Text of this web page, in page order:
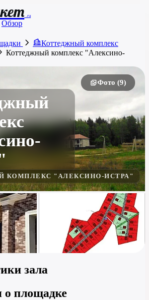
.ru
Обзор
Коттеджный комплекс
Коттеджный комплекс "Алексино-
Фото (9)
КОМПЛЕКС "АЛЕКСИНО-ИСТРА"
зала
площадке